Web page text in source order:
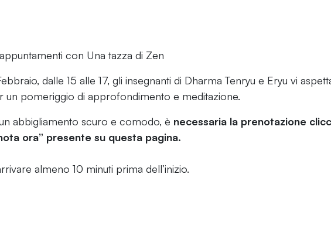
con Una tazza di Zen
dalle 15 alle 17, gli insegnanti di Dharma Tenryu e Eryu vi
un pomeriggio di approfondimento e meditazione.
abbigliamento scuro e comodo, è necessaria la prenotazione
ora” presente su questa pagina.
almeno 10 minuti prima dell’inizio.